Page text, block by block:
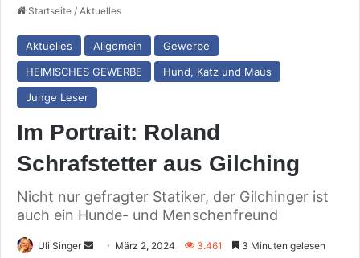
Startseite / Aktuelles
Aktuelles Allgemein
Gewerbe
HEIMISCHES GEWERBE
Hund, Katz und Maus
Junge Leser
Im Portrait: Roland
Schrafstetter aus Gilching
Nicht nur gefragter Statiker, der Gilchinger ist
auch ein Hunde- und Menschenfreund
Uli Singer
SendeMärz 2, 2024 3.461 3 Minuten gelesen